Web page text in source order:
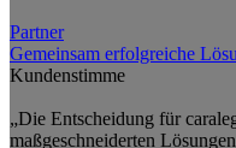
Partner
Gemeinsam erfolgreiche
Kundenstimme
„Die Entscheidung für
maßgeschneiderten